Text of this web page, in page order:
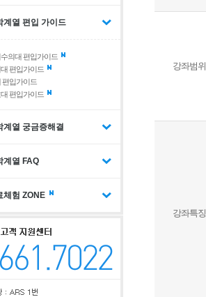
계열 편입 가이드
의대 편입가이드
편입가이드
편입가이드
편입가이드
계열 궁금증해결
계열 FAQ
체험 ZONE
강좌범위
강좌특징